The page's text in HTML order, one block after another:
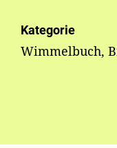
Kategorie
Wimmelbuch,